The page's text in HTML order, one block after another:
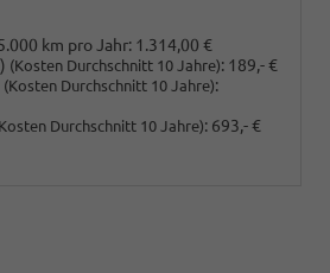
km pro Jahr: 1.314,00 €
(Kosten Durchschnitt 10 Jahre): 189,- €
(Kosten Durchschnitt 10 Jahre):
Durchschnitt 10 Jahre): 693,- €